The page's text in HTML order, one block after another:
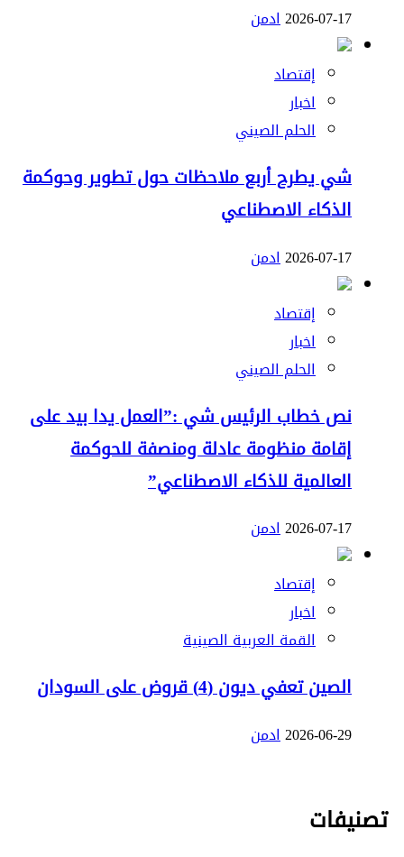
2026-07-17ادمن
إقتصاد
اخبار
الحلم الصيني
شي يطرح أربع ملاحظات حول تطوير وحوكمة
الذكاء الاصطناعي
2026-07-17ادمن
إقتصاد
اخبار
الحلم الصيني
نص خطاب الرئيس شي :”العمل يدا بيد على
إقامة منظومة عادلة ومنصفة للحوكمة
العالمية للذكاء الاصطناعي”
2026-07-17ادمن
إقتصاد
اخبار
القمة العربية الصينية
الصين تعفي ديون (4) قروض على السودان
2026-06-29ادمن
تصنيفات